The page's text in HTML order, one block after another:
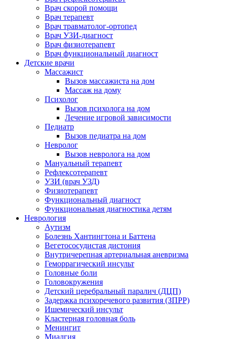
Врач скорой помощи
Врач терапевт
Врач травматолог-ортопед
Врач УЗИ-диагност
Врач физиотерапевт
Врач функциональный диагност
Детские врачи
Массажист
Вызов массажиста на дом
Массаж на дому
Психолог
Вызов психолога на дом
Лечение игровой зависимости
Педиатр
Вызов педиатра на дом
Невролог
Вызов невролога на дом
Мануальный терапевт
Рефлексотерапевт
УЗИ (врач УЗД)
Физиотерапевт
Функциональный диагност
Функциональная диагностика детям
Неврология
Аутизм
Болезнь Хантингтона и Баттена
Вегетососудистая дистония
Внутричерепная артериальная аневризма
Геморрагический инсульт
Головные боли
Головокружения
Детский церебральный паралич (ДЦП)
Задержка психоречевого развития (ЗПРР)
Ишемический инсульт
Кластерная головная боль
Менингит
Миалгия